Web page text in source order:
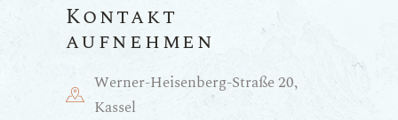
Kontakt
aufnehmen
Werner-Heisenberg-Straße 20,
Kassel